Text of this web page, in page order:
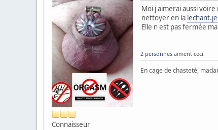
Connaisseur
Moi j aimerai aussi
nettoyer en la lechant.je
Elle n est pas fermée
2 personnes aiment ceci.
En cage de chasteté,